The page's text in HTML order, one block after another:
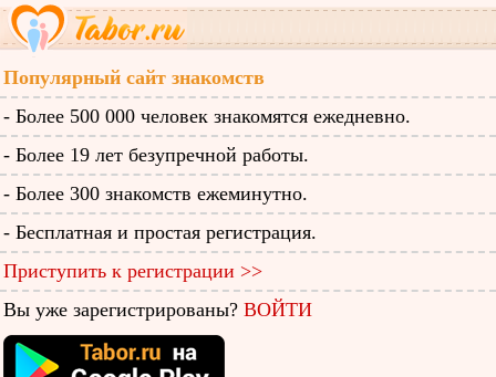
Популярный сайт знакомств
- Более 500 000 человек знакомятся ежедневно.
- Более 19 лет безупречной работы.
- Более 300 знакомств ежеминутно.
- Бесплатная и простая регистрация.
Приступить к регистрации >>
Вы уже зарегистрированы? ВОЙТИ